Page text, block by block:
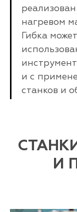
нагревом
Гибка
и с
станков и
И